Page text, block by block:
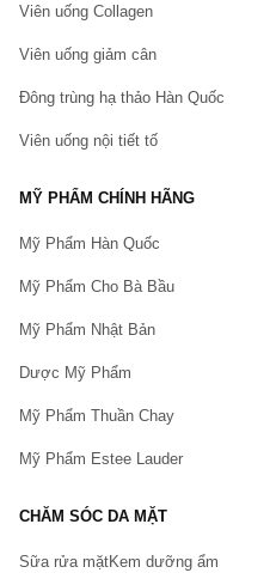
Viên uống Collagen
Viên uống giảm cân
Đông trùng hạ thảo Hàn Quốc
Viên uống nội tiết tố
MỸ PHẨM CHÍNH HÃNG
Mỹ Phẩm Hàn Quốc
Mỹ Phẩm Cho Bà Bầu
Mỹ Phẩm Nhật Bản
Dược Mỹ Phẩm
Mỹ Phẩm Thuần Chay
Mỹ Phẩm Estee Lauder
CHĂM SÓC DA MẶT
Sữa rửa mặtKem dưỡng ẩm